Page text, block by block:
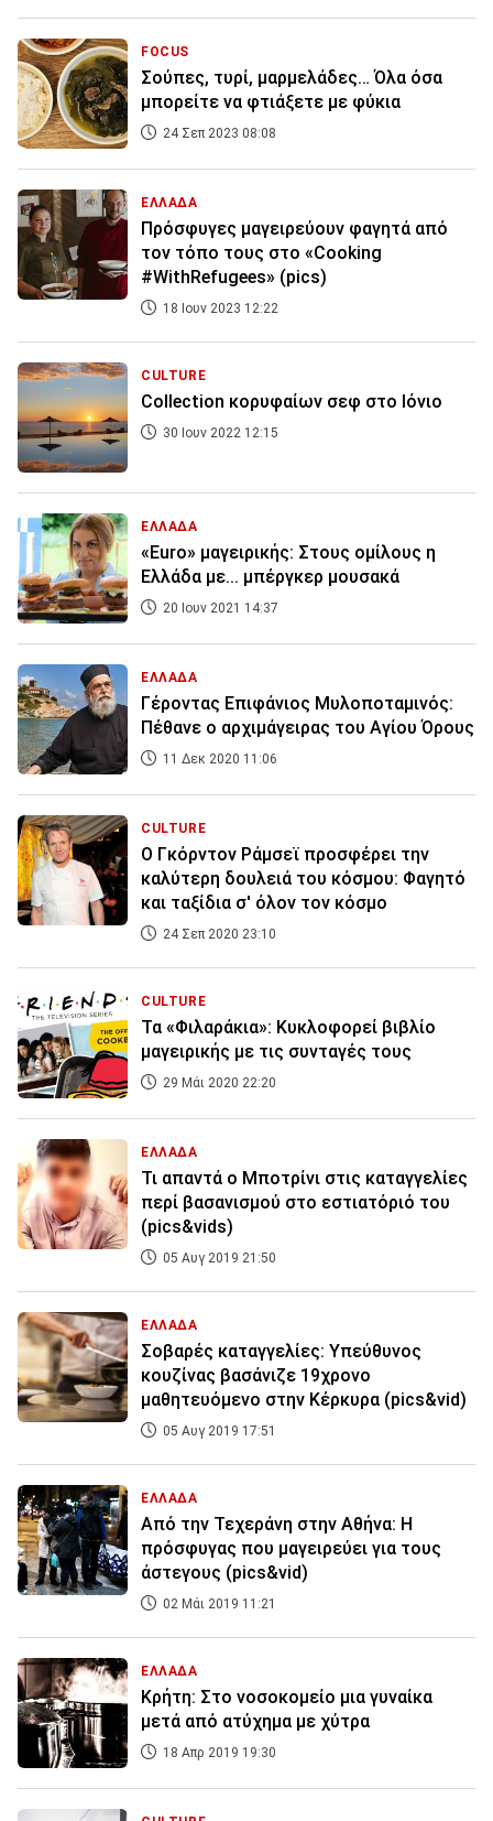
FOCUS
Σούπες, τυρί, μαρμελάδες… Όλα όσα
μπορείτε να φτιάξετε με φύκια
24 Σεπ 2023 08:08
ΕΛΛΑΔΑ
Πρόσφυγες μαγειρεύουν φαγητά από
τον τόπο τους στο «Cooking
#WithRefugees» (pics)
18 Ιουν 2023 12:22
CULTURE
Collection κορυφαίων σεφ στο Ιόνιο
30 Ιουν 2022 12:15
ΕΛΛΑΔΑ
«Euro» μαγειρικής: Στους ομίλους η
Ελλάδα με... μπέργκερ μουσακά
20 Ιουν 2021 14:37
ΕΛΛΑΔΑ
Γέροντας Επιφάνιος Μυλοποταμινός:
Πέθανε ο αρχιμάγειρας του Αγίου Όρους
11 Δεκ 2020 11:06
CULTURE
O Γκόρντον Ράμσεϊ προσφέρει την
καλύτερη δουλειά του κόσμου: Φαγητό
και ταξίδια σ' όλον τον κόσμο
24 Σεπ 2020 23:10
CULTURE
Τα «Φιλαράκια»: Κυκλοφορεί βιβλίο
μαγειρικής με τις συνταγές τους
29 Μάι 2020 22:20
ΕΛΛΑΔΑ
Τι απαντά ο Μποτρίνι στις καταγγελίες
περί βασανισμού στο εστιατόριό του
(pics&vids)
05 Αυγ 2019 21:50
ΕΛΛΑΔΑ
Σοβαρές καταγγελίες: Υπεύθυνος
κουζίνας βασάνιζε 19χρονο
μαθητευόμενο στην Κέρκυρα (pics&vid)
05 Αυγ 2019 17:51
ΕΛΛΑΔΑ
Από την Τεχεράνη στην Αθήνα: Η
πρόσφυγας που μαγειρεύει για τους
άστεγους (pics&vid)
02 Μάι 2019 11:21
ΕΛΛΑΔΑ
Κρήτη: Στο νοσοκομείο μια γυναίκα
μετά από ατύχημα με χύτρα
18 Απρ 2019 19:30